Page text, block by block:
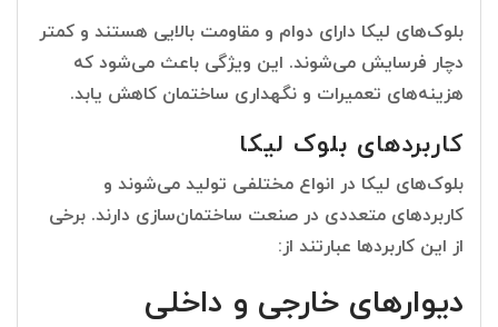
بلوک‌های لیکا دارای دوام و مقاومت بالایی هستند و کمتر
دچار فرسایش می‌شوند. این ویژگی باعث می‌شود که
هزینه‌های تعمیرات و نگهداری ساختمان کاهش یابد.
کاربردهای بلوک لیکا
بلوک‌های لیکا در انواع مختلفی تولید می‌شوند و
کاربردهای متعددی در صنعت ساختمان‌سازی دارند. برخی
از این کاربردها عبارتند از:
دیوارهای خارجی و داخلی